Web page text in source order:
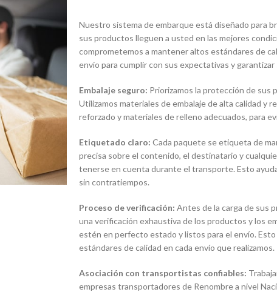
Nuestro sistema de embarque está diseñado para
sus productos lleguen a usted en las mejores
comprometemos a mantener altos estándares de
envío para cumplir con sus expectativas y
Embalaje seguro: Priorizamos la protección de
Utilizamos materiales de embalaje de alta calidad y
reforzado y materiales de relleno adecuados, para
Etiquetado claro: Cada paquete se etiqueta de
precisa sobre el contenido, el destinatario y
tenerse en cuenta durante el transporte. Esto
sin contratiempos.
Proceso de verificación: Antes de la carga de sus
una verificación exhaustiva de los productos y los
estén en perfecto estado y listos para el envío.
estándares de calidad en cada envío que realizamos.
Asociación con transportistas confiables:
empresas transportadores de Renombre a nivel